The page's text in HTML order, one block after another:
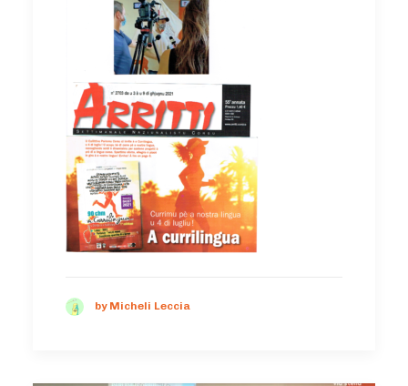
by Micheli Leccia